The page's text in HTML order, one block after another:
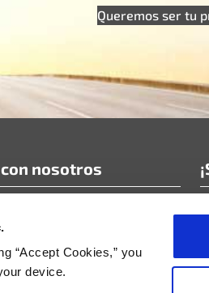
“Accept Cookies,” you
device.
Queremos ser tu
nosotros